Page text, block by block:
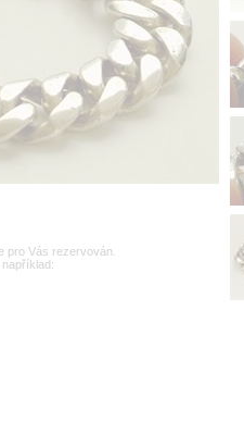
pro Vás rezervován.